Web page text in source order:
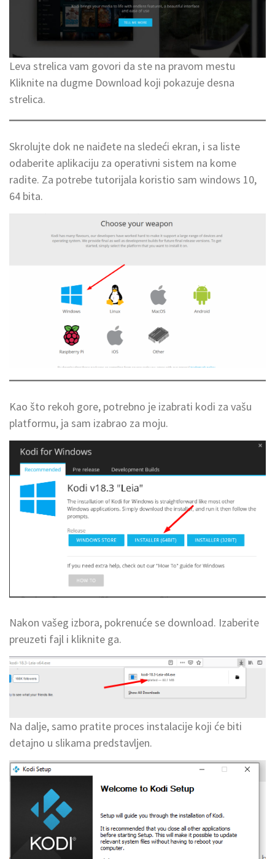
Leva strelica vam govori da ste na pravom mestu
Kliknite na dugme Download koji pokazuje desna
strelica.
Skrolujte dok ne naiđete na sledeći ekran, i sa liste
odaberite aplikaciju za operativni sistem na kome
radite. Za potrebe tutorijala koristio sam windows 10,
64 bita.
Kao što rekoh gore, potrebno je izabrati kodi za vašu
platformu, ja sam izabrao za moju.
Nakon vašeg izbora, pokrenuće se download. Izaberite
preuzeti fajl i kliknite ga.
Na dalje, samo pratite proces instalacije koji će biti
detajno u slikama predstavljen.